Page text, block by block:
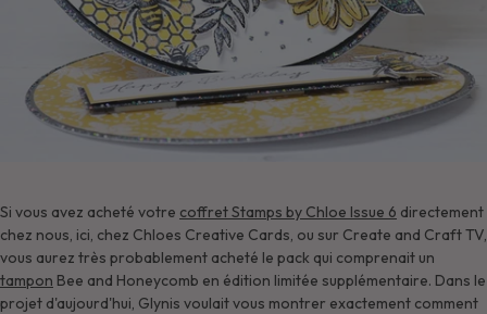
Si vous avez acheté votre coffret Stamps by Chloe Issue 6 directement
chez nous, ici, chez Chloes Creative Cards, ou sur Create and Craft TV,
vous aurez très probablement acheté le pack qui comprenait un
tampon Bee and Honeycomb en édition limitée supplémentaire. Dans le
projet d'aujourd'hui, Glynis voulait vous montrer exactement comment